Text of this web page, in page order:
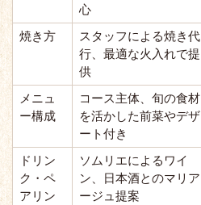
心
焼き方
スタッフによる焼き代
行、最適な火入れで提
供
メニュ
ー構成
コース主体、旬の食材
を活かした前菜やデザ
ート付き
ドリン
ク・ペ
アリン
ソムリエによるワイ
ン、日本酒とのマリア
ージュ提案